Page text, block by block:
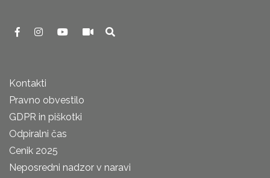
Kontakti
Pravno obvestilo
GDPR in piškotki
Odpiralni čas
Cenik 2025
Neposredni nadzor v naravi